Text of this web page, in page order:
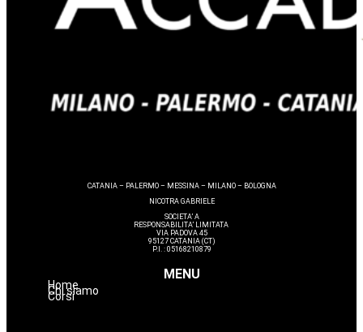
CATANIA – PALERMO – MESSINA – MILANO – BOLOGNA
NICOTRA GABRIELE
SOCIETA’ A
RESPONSABILITA’ LIMITATA
VIA PADOVA 45
95127 CATANIA (CT)
P.I. : 05168210879
MENU
Home
Chi siamo
Corsi